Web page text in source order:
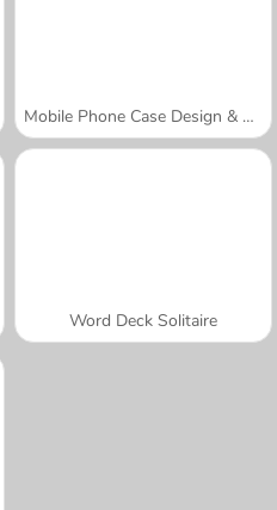
Mobile Phone Case Design & DIY
Word Deck Solitaire